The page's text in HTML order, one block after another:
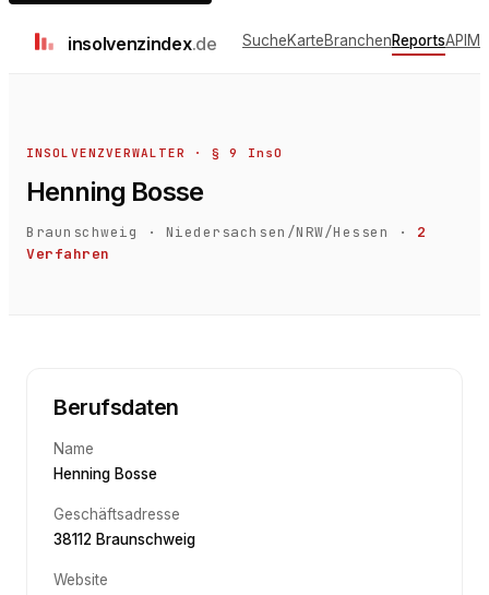
insolvenzindex.de SucheKarteBranchenReportsAPI
INSOLVENZVERWALTER · § 9 InsO
Henning Bosse
Braunschweig · Niedersachsen/NRW/Hessen ·
2
Verfahren
Berufsdaten
Name
Henning Bosse
Geschäftsadresse
38112 Braunschweig
Website